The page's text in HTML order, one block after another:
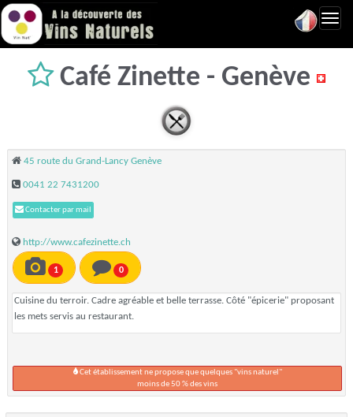
Café Zinette - Genève
45 route du Grand-Lancy Genève
0041 22 7431200
Contacter par mail
http://www.cafezinette.ch
1 0
Cuisine du terroir. Cadre agréable et belle terrasse. Côté "épicerie" proposant
les mets servis au restaurant.
Cet établissement ne propose que quelques "vins naturel"
moins de 50 % des vins